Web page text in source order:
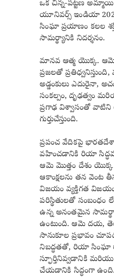
ఒక చిన్న-పట్టణ
యూనివర్స్ ఇండియా
సింఘా ప్రయాణం కలల
సామర్థ్యానికి నిదర్శనం.
మానవ ఆత్మ యొక్క. ఆమె
ప్రజలతో
అడ్డంకులు ఎదురైనా,
సంకల్పం, దృఢత్వం
ప్రగాఢ విశ్వాసంతో
గుర్తుచేస్తుంది.
ప్రపంచ వేదికపై
వహించడానికి రియా
ఆమె మొత్తం దేశం
ఆకాంక్షలను తన వెంట
విజయం వ్యక్తిగత
పరిస్థితులతో సంబంధం
ఉన్న అనంతమైన
ఉంటుంది. ఆమె దయ,
సానుకూల ప్రభావం
నిబద్ధతతో, రియా సింఘా
స్ఫూర్తినివ్వడానికి మరియు
చేయడానికి సిద్ధంగా ఉంది.